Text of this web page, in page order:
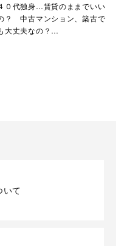
０代独身…賃貸のままでいい
？ 中古マンション、築古で
大丈夫なの？…
いて